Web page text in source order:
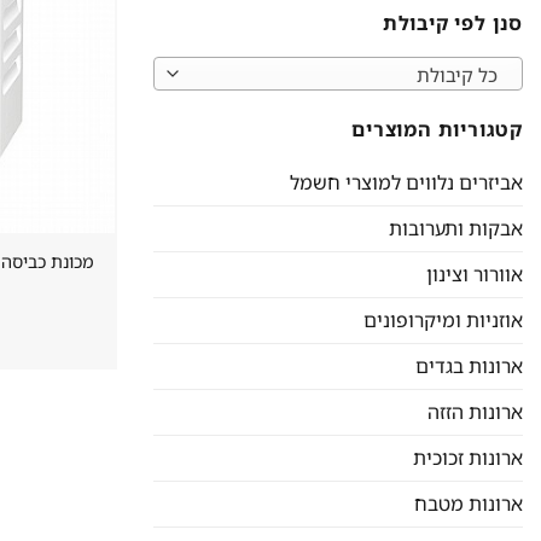
סנן לפי קיבולת
כל קיבולת
קטגוריות המוצרים
אביזרים נלווים למוצרי חשמל
אבקות ותערובות
אוורור וצינון
אוזניות ומיקרופונים
ארונות בגדים
ארונות הזזה
ארונות זכוכית
ארונות מטבח
מכונת כביסה 8 ק"ג מילה Miele דגם WSD123